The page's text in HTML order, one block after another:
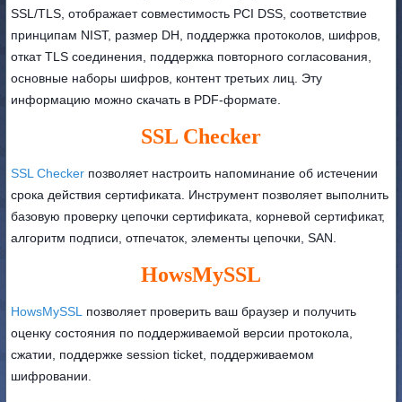
SSL/TLS, отображает совместимость PCI DSS, соответствие
принципам NIST, размер DH, поддержка протоколов, шифров,
откат TLS соединения, поддержка повторного согласования,
основные наборы шифров, контент третьих лиц. Эту
информацию можно скачать в PDF-формате.
SSL Checker
SSL Checker позволяет настроить напоминание об истечении
срока действия сертификата. Инструмент позволяет выполнить
базовую проверку цепочки сертификата, корневой сертификат,
алгоритм подписи, отпечаток, элементы цепочки, SAN.
HowsMySSL
HowsMySSL
позволяет проверить ваш браузер и получить
оценку состояния по поддерживаемой версии протокола,
сжатии, поддержке session ticket, поддерживаемом
шифровании.